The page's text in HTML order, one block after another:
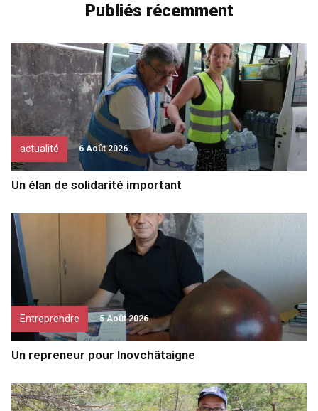
Publiés récemment
actualité 6 Août 2026
Un élan de solidarité important
Entreprendre 5 Août 2026
Un repreneur pour Inovchâtaigne